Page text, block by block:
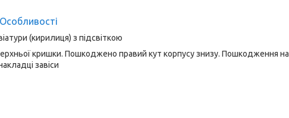
Особливості
(кирилиця) з підсвіткою
кришки. Пошкоджено правий кут корпусу знизу. Пошкодження на
завіси